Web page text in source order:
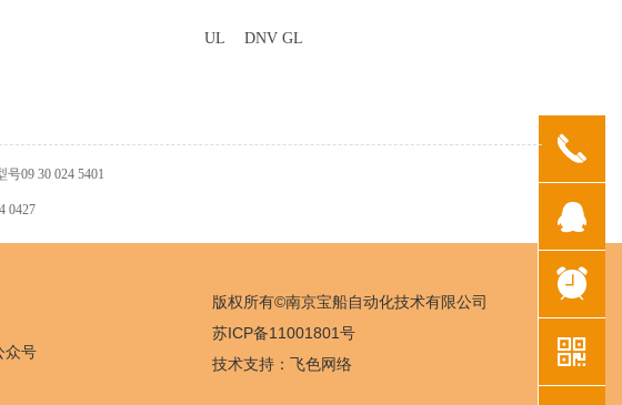
09 30 024 5401
0427
DNV GL
UL
众号
版权所有©南京宝船自动化技术有限公司
苏ICP备11001801号
技术支持： 飞色网络
끅
뀩
뀥
낃